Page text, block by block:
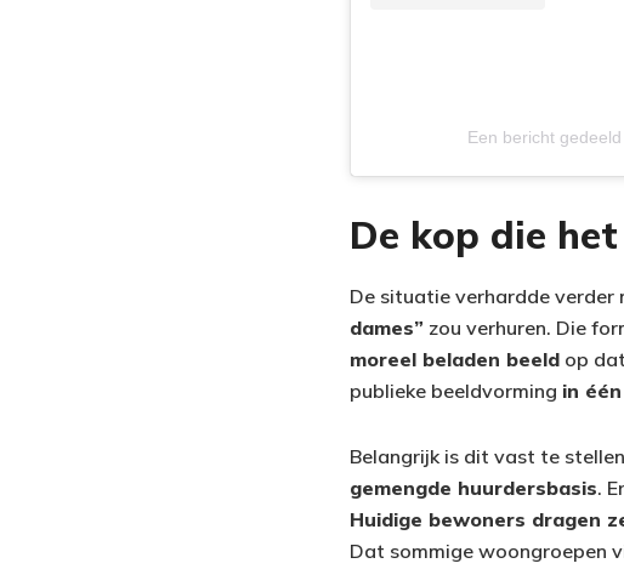
Een bericht
De kop die
De situatie verhardde verder
dames” zou verhuren. Die
moreel beladen beeld op dat
publieke beeldvorming in
Belangrijk is dit vast te
gemengde huurdersbasis.
Huidige bewoners dragen
Dat sommige woongroepen